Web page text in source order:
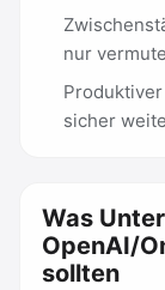
nur
sicher
Was
OpenAI/
sollten